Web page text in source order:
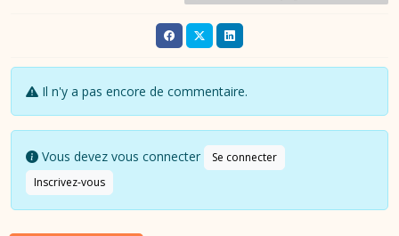
Il n'y a pas encore de commentaire.
Vous devez vous connecter
Se connecter
Inscrivez-vous